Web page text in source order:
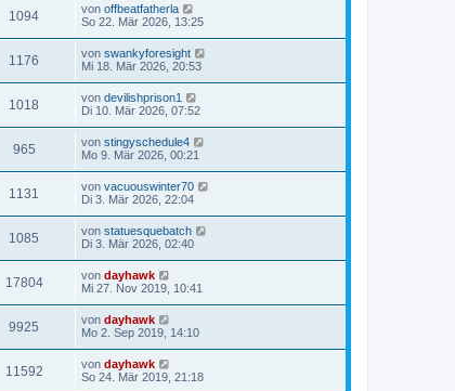
1094 von offbeatfatherla
So 22. Mär 2026, 13:25
1176 von swankyforesight
Mi 18. Mär 2026, 20:53
1018 von devilishprison1
Di 10. Mär 2026, 07:52
965 von stingyschedule4
Mo 9. Mär 2026, 00:21
1131 von vacuouswinter70
Di 3. Mär 2026, 22:04
1085 von statuesquebatch
Di 3. Mär 2026, 02:40
17804 von dayhawk
Mi 27. Nov 2019, 10:41
9925 von dayhawk
Mo 2. Sep 2019, 14:10
11592 von dayhawk
So 24. Mär 2019, 21:18